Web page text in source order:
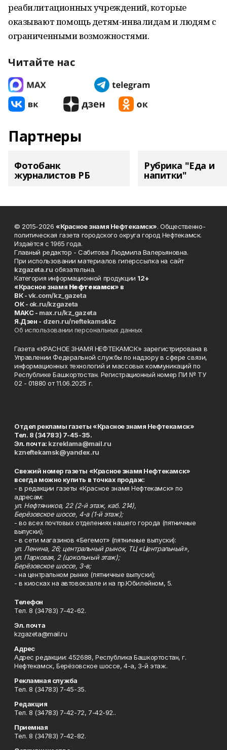
реабилитационных учреждений, которые
оказывают помощь детям-инвалидам и людям с
ограниченными возможностями.
Читайте нас
Партнеры
Фотобанк
журналистов РБ
Рубрика "Еда и
напитки"
© 2015-2026 «Красное знамя Нефтекамск». Общественно-
политическая газета городского округа город Нефтекамск.
Издаётся с 1965 года.
Главный редактор - Сабитова Людмила Валерьяновна.
При использовании материалов гиперссылка на сайт
kzgazeta.ru обязательна.
Категория информационной продукции 12+
«Красное знамя Нефтекамск» в
ВК -vk.com/kz_gazeta
ОК - ok.ru/kzgazeta
MAKC - max.ru/kz_gazeta
Я.Дзен - dzen.ru/neftekamskkz
Об использовании персональных данных
Газета «КРАСНОЕ ЗНАМЯ НЕФТЕКАМСК» зарегистрирована в
Управлении Федеральной службы по надзору в сфере связи,
информационных технологий и массовых коммуникаций по
Республике Башкортостан. Регистрационный номер ПИ № ТУ
02 - 01880 от 11.06.2025 г.
Отдел рекламы газеты «Красное знамя Нефтекамск»
Тел. 8 (34783) 7-45-35.
Эл. почта: kzreklama@mail.ru
kzneftekamsk@yandex.ru
Свежий номер газеты «Красное знамя Нефтекамск»
всегда можно купить в точках продаж:
- в редакции газеты «Красное знамя Нефтекамск» по
адресам:
ул. Нефтяников, 22 (2-й этаж, каб. 214),
Берёзовское шоссе, 4-а (1-й этаж);
- во всех почтовых отделениях нашего города (пятничные
выпуски);
- в сети магазинов «Бегемот» (пятничные выпуски):
ул. Ленина, 26; центральный рынок, ТЦ «Центральный»,
ул. Парковая, 2 (цокольный этаж);
Берёзовское шоссе, 3-в;
- на центральном рынке (пятничные выпуски);
- в киосках на автовокзале и на пр.Юбилейном, 5.
Телефон
Тел. 8 (34783) 7-42-62.
Эл. почта
kzgazeta@mail.ru
Адрес
Адрес редакции: 452688, Республика Башкортостан, г.
Нефтекамск, Берёзовское шоссе, 4-а, 3-й этаж.
Рекламная служба
Тел. 8 (34783) 7-45-35.
Редакция
Тел. 8 (34783) 7-42-72, 7-42-92..
Приемная
Тел. 8 (34783) 7-42-82.